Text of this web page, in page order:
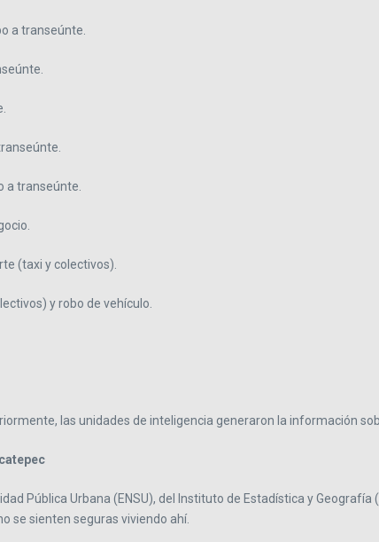
a transeúnte.
a transeúnte.
(taxi y colectivos).
y robo de vehículo.
las unidades de inteligencia generaron la información
Pública Urbana (ENSU), del Instituto de Estadística y
se sienten seguras viviendo ahí.